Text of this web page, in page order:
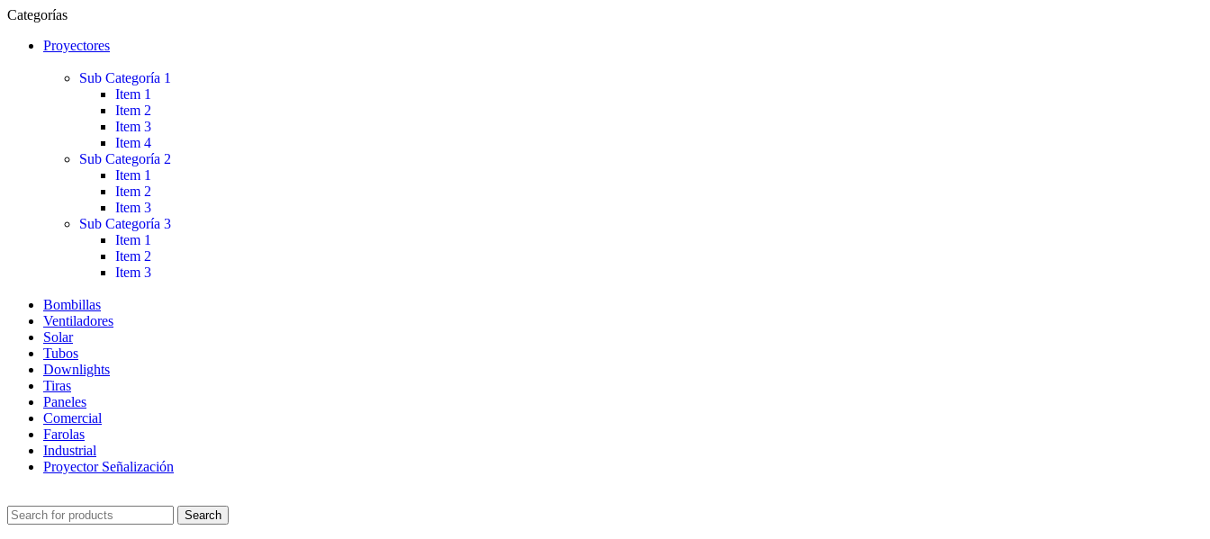
Categorías
Proyectores
Sub Categoría 1
Item 1
Item 2
Item 3
Item 4
Sub Categoría 2
Item 1
Item 2
Item 3
Sub Categoría 3
Item 1
Item 2
Item 3
Bombillas
Ventiladores
Solar
Tubos
Downlights
Tiras
Paneles
Comercial
Farolas
Industrial
Proyector Señalización
Search